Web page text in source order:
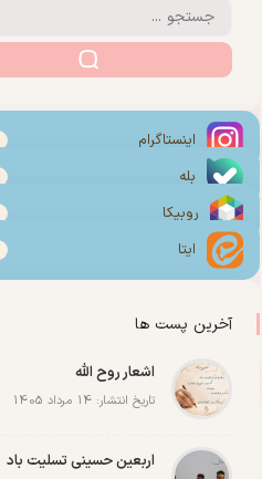
اینستاگرام
بله
روبیکا
ایتا
آخرین پست ها
اشعار روح الله
تاریخ انتشار: 14 مرداد 1405
اربعین حسینی تسلیت باد